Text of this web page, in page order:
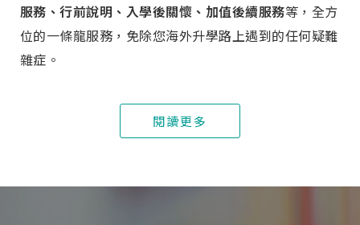
服務、行前說明、入學後關懷、加值後續服務等，全方
位的一條龍服務，免除您海外升學路上遇到的任何疑難
雜症。
閱讀更多